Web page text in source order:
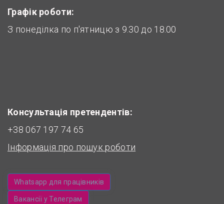
Графік роботи:
З понеділка по п'ятницю з 9.30 до 18.00
Консультація претендентів:
+38 067 197 74 65
Інформація про пошук роботи
Whatsapp для працівників
Вакансії у Телеграм